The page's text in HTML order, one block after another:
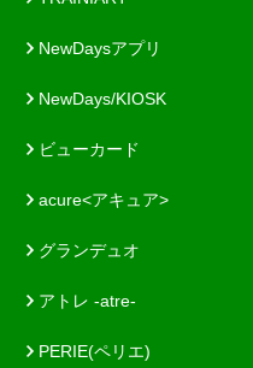
NewDaysアプリ
NewDays/KIOSK
ビューカード
acure<アキュア>
グランデュオ
アトレ -atre-
PERIE(ペリエ)